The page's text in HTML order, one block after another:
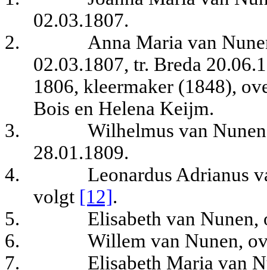
02.03.1807.
2.
Anna Maria van
02.03.1807, tr. Breda
1806, kleermaker (1848),
Bois en Helena Keijm.
3.
Wilhelmus van
28.01.1809.
4.
Leonardus Adrianus
volgt [12].
5.
Elisabeth van
6.
Willem van Nunen,
7.
Elisabeth Maria van